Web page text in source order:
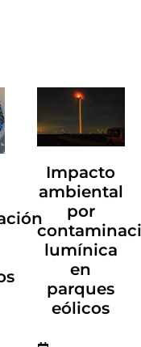
Impacto
ambiental
por
lumínica
en
parques
eólicos